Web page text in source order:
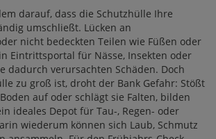
darauf, dass die Schutzhülle Ihre
umschließt. Lücken an
nicht bedeckten Teilen wie Füßen oder
Eintrittsportal für Nässe, Insekten oder
dadurch verursachten Schäden. Doch
zu groß ist, droht der Bank Gefahr: Stößt
auf oder schlägt sie Falten, bilden
ideales Depot für Tau-, Regen- oder
wiederum können sich Laub, Schmutz